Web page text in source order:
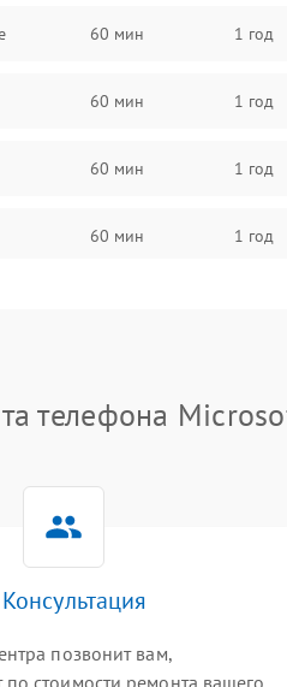
60 мин 1 год
60 мин 1 год
60 мин 1 год
60 мин 1 год
60 мин
телефона
позвонит вам,
стоимости ремонта вашего